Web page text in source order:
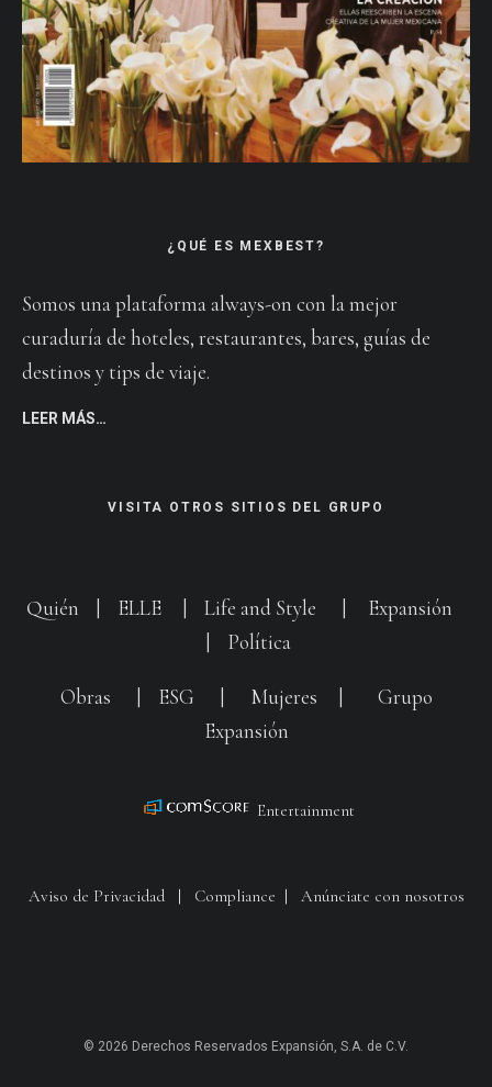
¿QUÉ ES MEXBEST?
Somos una plataforma always-on con la mejor
curaduría de hoteles, restaurantes, bares, guías de
destinos y tips de viaje.
LEER MÁS…
VISITA OTROS SITIOS DEL GRUPO
Quién ELLE Life and Style
Expansión
Política
Obras ESG Mujeres
Grupo
Expansión
Entertainment
Aviso de Privacidad| Compliance Anúnciate con nosotros
© 2026 Derechos Reservados Expansión, S.A. de C.V.